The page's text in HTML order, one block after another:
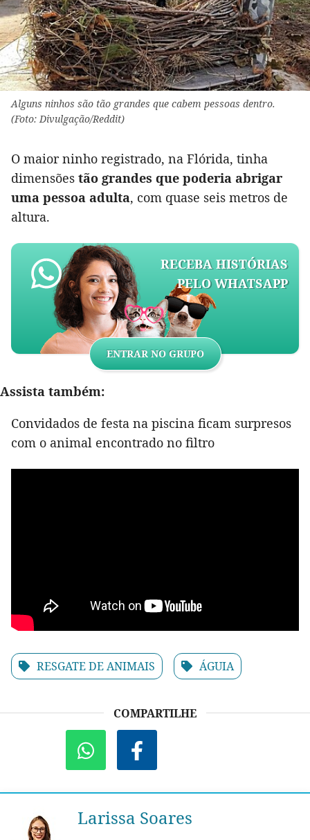
Alguns ninhos são tão grandes que cabem pessoas dentro.
(Foto: Divulgação/Reddit)
O maior ninho registrado, na Flórida, tinha
dimensões tão grandes que poderia abrigar
uma pessoa adulta, com quase seis metros de
altura.
RECEBA HISTÓRIAS
PELO WHATSAPP
ENTRAR NO GRUPO
Assista também:
Convidados de festa na piscina ficam surpresos
com o animal encontrado no filtro
RESGATE DE ANIMAIS ÁGUIA
COMPARTILHE
Larissa Soares